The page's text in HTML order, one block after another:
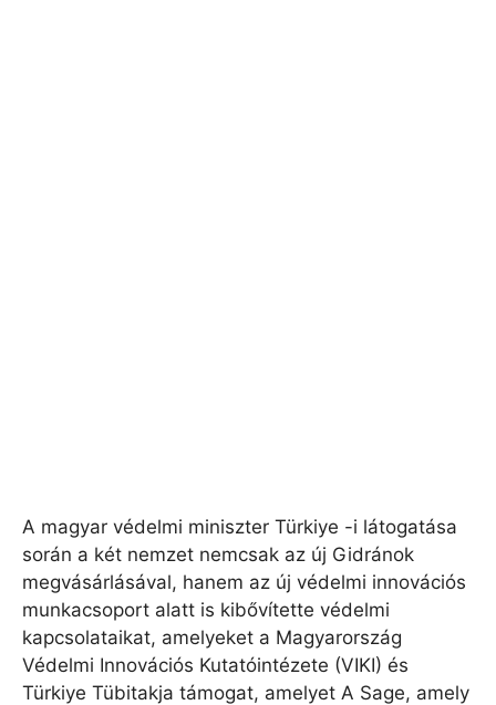
A magyar védelmi miniszter Türkiye -i látogatása
során a két nemzet nemcsak az új Gidránok
megvásárlásával, hanem az új védelmi innovációs
munkacsoport alatt is kibővítette védelmi
kapcsolataikat, amelyeket a Magyarország
Védelmi Innovációs Kutatóintézete (VIKI) és
Türkiye Tübitakja támogat, amelyet A Sage, amely